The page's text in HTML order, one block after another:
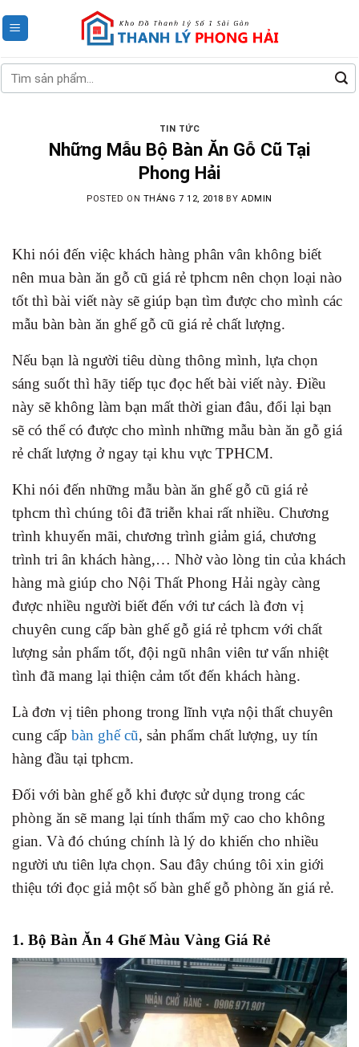
to
Tìm
kiếm:
TIN TỨC
Những Mẫu Bộ Bàn Ăn Gỗ Cũ Tại
Phong Hải
POSTED ON THÁNG 7 12, 2018 BY ADMIN
Khi nói đến việc khách hàng phân vân không biết
nên mua bàn ăn gỗ cũ giá rẻ tphcm nên chọn loại nào
tốt thì bài viết này sẽ giúp bạn tìm được cho mình các
mẫu bàn bàn ăn ghế gỗ cũ giá rẻ chất lượng.
Nếu bạn là người tiêu dùng thông mình, lựa chọn
sáng suốt thì hãy tiếp tục đọc hết bài viết này. Điều
này sẽ không làm bạn mất thời gian đâu, đổi lại bạn
sẽ có thể có được cho mình những mẫu bàn ăn gỗ giá
rẻ chất lượng ở ngay tại khu vực TPHCM.
Khi nói đến những mẫu bàn ăn ghế gỗ cũ giá rẻ
tphcm thì chúng tôi đã triễn khai rất nhiều. Chương
trình khuyến mãi, chương trình giảm giá, chương
trình tri ân khách hàng,… Nhờ vào lòng tin của khách
hàng mà giúp cho Nội Thất Phong Hải ngày càng
được nhiều người biết đến với tư cách là đơn vị
chuyên cung cấp bàn ghế gỗ giá rẻ tphcm với chất
lượng sản phẩm tốt, đội ngũ nhân viên tư vấn nhiệt
tình đã mang lại thiện cảm tốt đến khách hàng.
Là đơn vị tiên phong trong lĩnh vựa nội thất chuyên
cung cấp bàn ghế cũ, sản phẩm chất lượng, uy tín
hàng đầu tại tphcm.
Đối với bàn ghế gỗ khi được sử dụng trong các
phòng ăn sẽ mang lại tính thẩm mỹ cao cho không
gian. Và đó chúng chính là lý do khiến cho nhiều
người ưu tiên lựa chọn. Sau đây chúng tôi xin giới
thiệu tới đọc giả một số bàn ghế gỗ phòng ăn giá rẻ.
1. Bộ Bàn Ăn 4 Ghế Màu Vàng Giá Rẻ